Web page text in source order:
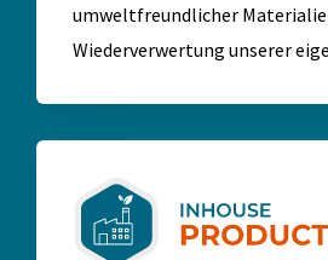
umweltfreundlicher
Wiederverwertung unserer